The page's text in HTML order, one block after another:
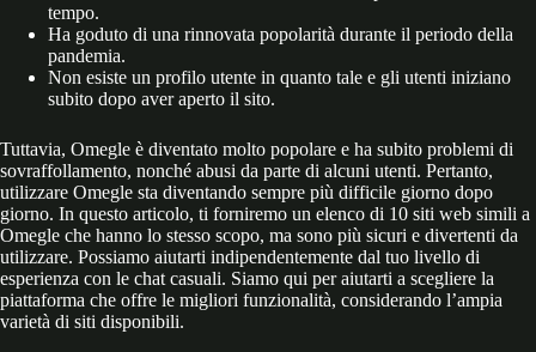
tempo.
Ha goduto di una rinnovata popolarità durante il periodo della
pandemia.
Non esiste un profilo utente in quanto tale e gli utenti iniziano
subito dopo aver aperto il sito.
Tuttavia, Omegle è diventato molto popolare e ha subito problemi di
sovraffollamento, nonché abusi da parte di alcuni utenti. Pertanto,
utilizzare Omegle sta diventando sempre più difficile giorno dopo
giorno. In questo articolo, ti forniremo un elenco di 10 siti web simili a
Omegle che hanno lo stesso scopo, ma sono più sicuri e divertenti da
utilizzare. Possiamo aiutarti indipendentemente dal tuo livello di
esperienza con le chat casuali. Siamo qui per aiutarti a scegliere la
piattaforma che offre le migliori funzionalità, considerando l’ampia
varietà di siti disponibili.